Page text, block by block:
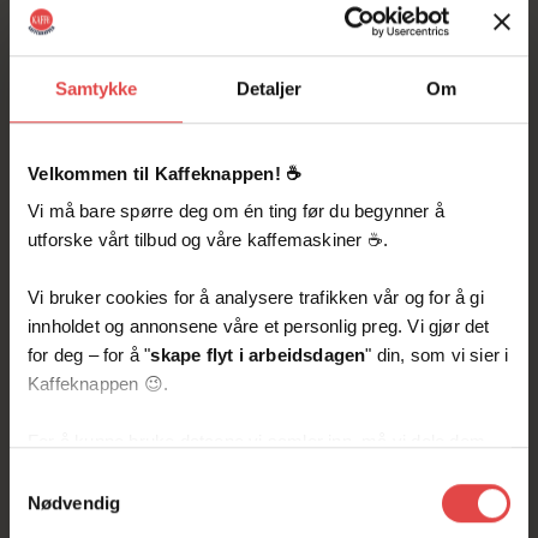
Samtykke Detaljer Om
Velkommen til Kaffeknappen! ☕️
Vi må bare spørre deg om én ting før du begynner å
utforske vårt tilbud og våre kaffemaskiner ☕️.
Vi bruker cookies for å analysere trafikken vår og for å gi
innholdet og annonsene våre et personlig preg. Vi gjør det
for deg – for å "skape flyt i arbeidsdagen" din, som vi sier i
Kaffeknappen 😉.
medier, annonsering og analyse. De kan kombinere disse
dataene med annen informasjon du har delt med dem, eller
Nødvendig
Arbeid med FNs
bærekraftsmål
Kaffeknappen er engasjert i å støtte FNs
bærekraftsmål gjennom vårt daglige arbeid. Vi
har valgt å fokusere på de målene som vi mener vi
kan gjøre størst innvirkning på, inkludert ansvarlig
forbruk og produksjon, klimatiltak, og liv under
vann.
Vi arbeider systematisk for å integrere disse
målene i alle aspekter av vår virksomhet, og i